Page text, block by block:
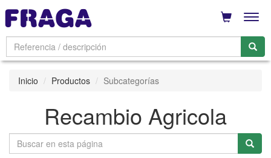
Inicio Productos Subcategorías
Recambio Agricola